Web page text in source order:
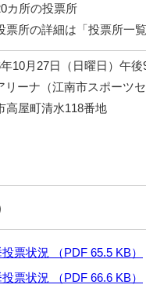
カ所の投票所
所の詳細は「投票所一覧
10月27日（日曜日）午後
リーナ（江南市スポーツ
高屋町清水118番地
票状況 （PDF 65.5 KB）
票状況 （PDF 66.6 KB）